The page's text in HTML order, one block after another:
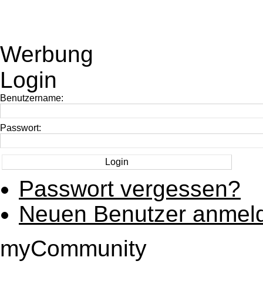
Werbung
Login
Benutzername:
Passwort:
Passwort vergessen?
Neuen Benutzer
myCommunity